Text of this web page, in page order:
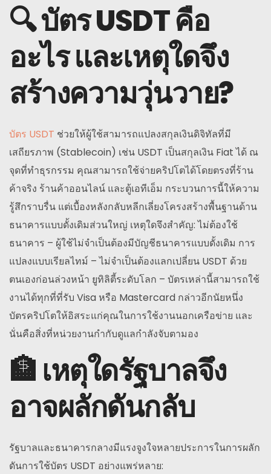
🔍 บัตร USDT คือ
อะไร และเหตุใดจึง
สร้างความวุ่นวาย?
บัตร USDT ช่วยให้ผู้ใช้สามารถแปลงสกุลเงินดิจิทัลที่มี
เสถียรภาพ (Stablecoin) เช่น USDT เป็นสกุลเงิน Fiat ได้ ณ
จุดที่ทำธุรกรรม คุณสามารถใช้จ่ายคริปโตได้โดยตรงที่ร้าน
ค้าจริง ร้านค้าออนไลน์ และตู้เอทีเอ็ม กระบวนการนี้ให้ความ
รู้สึกราบรื่น แต่เบื้องหลังกลับหลีกเลี่ยงโครงสร้างพื้นฐานด้าน
ธนาคารแบบดั้งเดิมส่วนใหญ่ เหตุใดจึงสำคัญ: ไม่ต้องใช้
ธนาคาร – ผู้ใช้ไม่จำเป็นต้องมีบัญชีธนาคารแบบดั้งเดิม การ
แปลงแบบเรียลไทม์ – ไม่จำเป็นต้องแลกเปลี่ยน USDT ด้วย
ตนเองก่อนล่วงหน้า ยูทิลิตี้ระดับโลก – บัตรเหล่านี้สามารถใช้
งานได้ทุกที่ที่รับ Visa หรือ Mastercard กล่าวอีกนัยหนึ่ง
บัตรคริปโตให้อิสระแก่คุณในการใช้งานนอกเครือข่าย และ
นั่นคือสิ่งที่หน่วยงานกำกับดูแลกำลังจับตามอง
🏦 เหตุใดรัฐบาลจึง
อาจผลักดันกลับ
รัฐบาลและธนาคารกลางมีแรงจูงใจหลายประการในการผลัก
ดันการใช้บัตร USDT อย่างแพร่หลาย: